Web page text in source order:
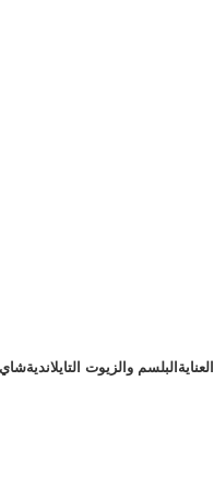
العناية البلسم والزيوت التايلانديةشاي